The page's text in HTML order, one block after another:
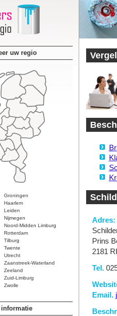
uw regio
Groningen
Haarlem
Leiden
Nijmegen
Noord-Midden Limburg
Rotterdam
Tilburg
Twente
Utrecht
Zaanstreek-Waterland
Zeeland
Zuid-Limburg
Zwolle
informatie
Adres:
Prins
2181
Tel.
Email.